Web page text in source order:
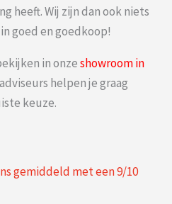
heeft. Wij zijn dan ook niets
goed en goedkoop!
in onzeshowroom in
helpen je graag
keuze.
gemiddeld met een9/10